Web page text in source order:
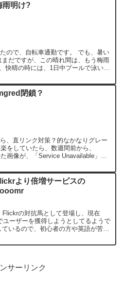
雨明け?
ので、自転車通勤です。 でも、暑い
だですが、この晴れ間は、もう梅雨
快晴の時には、1日中プールで泳いで
閉鎖？
、直リンク対策？的なかなりグレー
をしていたら、数週間前から、
画像が、「Service Unavailable」
より倍増サービスの
の対抗馬として登場し、現在
ーザーを獲得しようとしてるようで
いるので、初心者の方や英語が苦手
サーリンク